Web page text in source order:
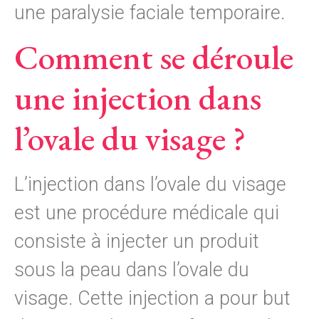
une paralysie faciale temporaire.
Comment se déroule
une injection dans
l’ovale du visage ?
L’injection dans l’ovale du visage
est une procédure médicale qui
consiste à injecter un produit
sous la peau dans l’ovale du
visage. Cette injection a pour but